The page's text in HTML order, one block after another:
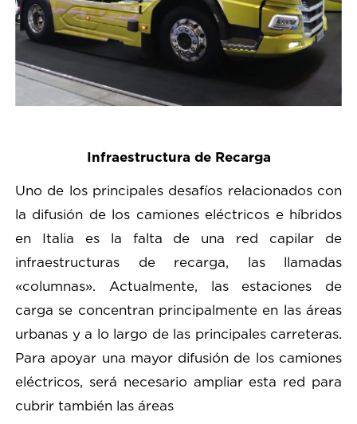
Infraestructura de Recarga
Uno de los principales desafíos relacionados con
la difusión de los camiones eléctricos e híbridos
en Italia es la falta de una red capilar de
infraestructuras de recarga, las llamadas
«columnas». Actualmente, las estaciones de
carga se concentran principalmente en las áreas
urbanas y a lo largo de las principales carreteras.
Para apoyar una mayor difusión de los camiones
eléctricos, será necesario ampliar esta red para
cubrir también las áreas